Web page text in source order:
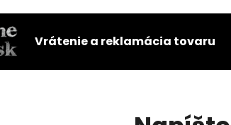
Vrátenie a reklamácia tovaru
Čo